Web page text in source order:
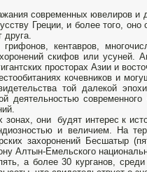
современных ювелиров и
Греции, и более того,
друга.
грифонов, кентавров,
скифов или
просторах Азии и
кочевников и
той далекой
деятельностью
они будят интерес к
и величием. На
захоронений Бесшатыр
Алтын-Емельского
а более 30 курганов,